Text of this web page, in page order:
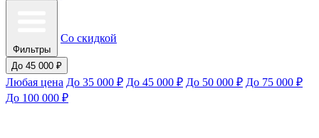
Фильтры
Со скидкой
До 45 000 ₽
Любая цена До 35 000 ₽ До 45 000 ₽ До 50 000 ₽ До 75 000 ₽
До 100 000 ₽